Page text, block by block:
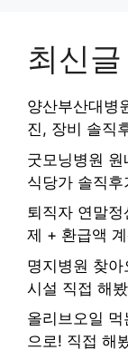
최신글
양산부산대병
진, 장비 솔직
굿모닝병원
식당가 솔직후
퇴직자 연말
제 + 환급액
명지병원 찾
시설 직접 해
올리브오일
으로! 직접 해